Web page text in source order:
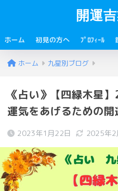
開運
ホーム 初見の方へ ﾌﾟﾛﾌｨｰﾙ
ホーム 九星別ブログ
《占い》【四緑木星
運気をあげるための開
2023年1月22日 2025年2